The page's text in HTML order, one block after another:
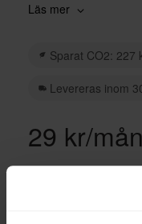
Läs mer
Sparat CO2: 227
Levereras inom
29 kr/mån